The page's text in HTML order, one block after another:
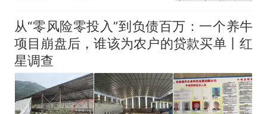
来源：参考消息）
笔试第一被第二名传话劝弃考
官方通报
因老师一句“跟我回家”改写了
人生
从“零风险零投入”到负债百万：一个养牛
项目崩盘后，谁该为农户的贷款买单丨红
星调查